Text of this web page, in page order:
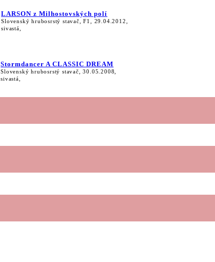
LARSON z Milhostovských polí
Slovenský hrubosrstý stavač, F1, 29.04.2012,
sivastá,
Stormdancer A CLASSIC DREAM
Slovenský hrubosrstý stavač, 30.05.2008,
sivastá,